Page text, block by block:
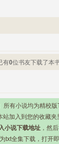
有0位书友下载了本
有小说均为精校
加入到您的收藏
小说下载地址 ，然
txt全集下载，打开即